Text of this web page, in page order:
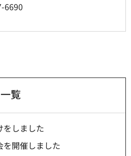
6690
覧
をしました
開催しました